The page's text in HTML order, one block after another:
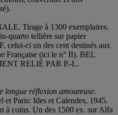
Tirage à 1300 exemplaires.
quarto tellière sur papier
celui-ci un des cent destinés aux
Française (ici le n° II). BEL
RELIÉ PAR P.-L.
longue réflexion amoureuse.
et Paris: Ides et Calendes, 1945.
à coins. Un des 1500 ex. sur Alfa